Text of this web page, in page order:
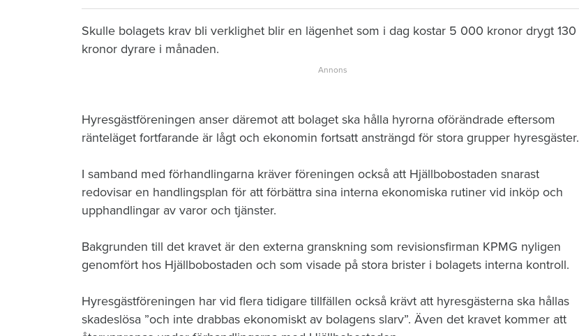
Skulle bolagets krav bli verklighet blir en lägenhet som i dag kostar 5 000 kronor drygt 130
kronor dyrare i månaden.
Hyresgästföreningen anser däremot att bolaget ska hålla hyrorna oförändrade eftersom
ränteläget fortfarande är lågt och ekonomin fortsatt ansträngd för stora grupper hyresgäster.
I samband med förhandlingarna kräver föreningen också att Hjällbobostaden snarast
redovisar en handlingsplan för att förbättra sina interna ekonomiska rutiner vid inköp och
upphandlingar av varor och tjänster.
Bakgrunden till det kravet är den externa granskning som revisionsfirman KPMG nyligen
genomfört hos Hjällbobostaden och som visade på stora brister i bolagets interna kontroll.
Hyresgästföreningen har vid flera tidigare tillfällen också krävt att hyresgästerna ska hållas
skadeslösa ”och inte drabbas ekonomiskt av bolagens slarv”. Även det kravet kommer att